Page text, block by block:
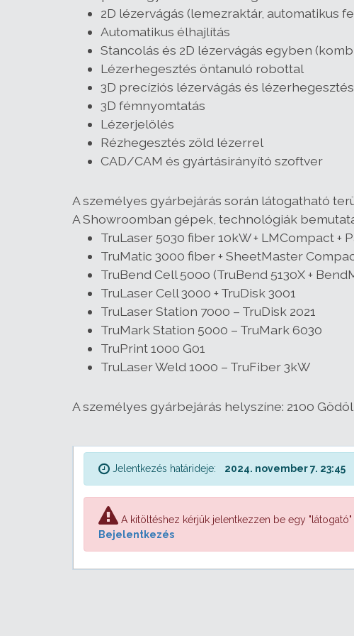
2D lézervágás (lemezraktár, automatikus
Automatikus élhajlítás
Stancolás és 2D lézervágás egyben
Lézerhegesztés öntanuló robottal
3D precíziós lézervágás és lézerhegesztés
3D fémnyomtatás
Lézerjelölés
Rézhegesztés zöld lézerrel
CAD/CAM és gyártásirányító szoftver
A személyes gyárbejárás során látogatható
A Showroomban gépek, technológiák
TruLaser 5030 fiber 10kW + LMCompact +
TruMatic 3000 fiber + SheetMaster
TruBend Cell 5000 (TruBend 5130X +
TruLaser Cell 3000 + TruDisk 3001
TruLaser Station 7000 – TruDisk 2021
TruMark Station 5000 – TruMark 6030
TruPrint 1000 G01
TruLaser Weld 1000 – TruFiber 3kW
A személyes gyárbejárás helyszíne: 2100
Jelentkezés határideje: 2024. november 7. 23:45
A kitöltéshez kérjük jelentkezzen be egy
Bejelentkezés